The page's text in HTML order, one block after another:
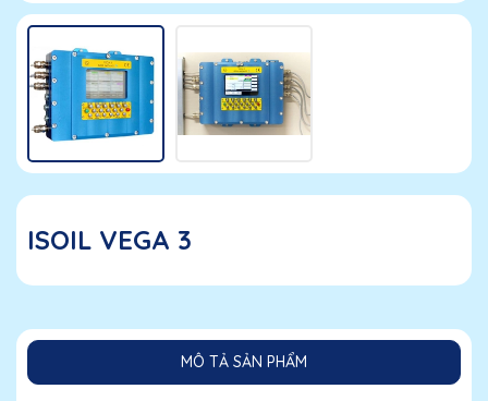
ISOIL VEGA 3
MÔ TẢ SẢN PHẨM